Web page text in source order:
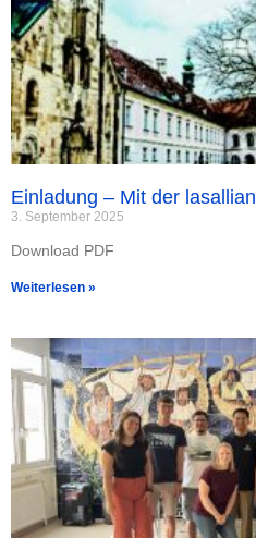
Einladung – Mit der
3. September 2025
Download PDF
Weiterlesen »